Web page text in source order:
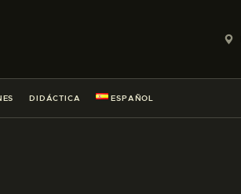
DIDÁCTICA ESPAÑOL